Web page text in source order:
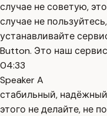
случае не советую,
случае не
устанавливайте
Button. Это наш
04:33
Speaker A
стабильный,
этого не делайте, не